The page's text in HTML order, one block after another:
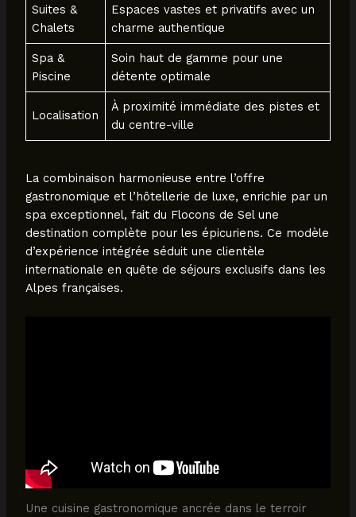
Suites &
Chalets
Espaces vastes et privatifs avec un
charme authentique
Spa &
Piscine
Soin haut de gamme pour une
détente optimale
Localisation
À proximité immédiate des pistes et
du centre-ville
La combinaison harmonieuse entre l’offre
gastronomique et l’hôtellerie de luxe, enrichie par un
spa exceptionnel, fait du Flocons de Sel une
destination complète pour les épicuriens. Ce modèle
d’expérience intégrée séduit une clientèle
internationale en quête de séjours exclusifs dans les
Alpes françaises.
Une cuisine gastronomique ancrée dans le terroir